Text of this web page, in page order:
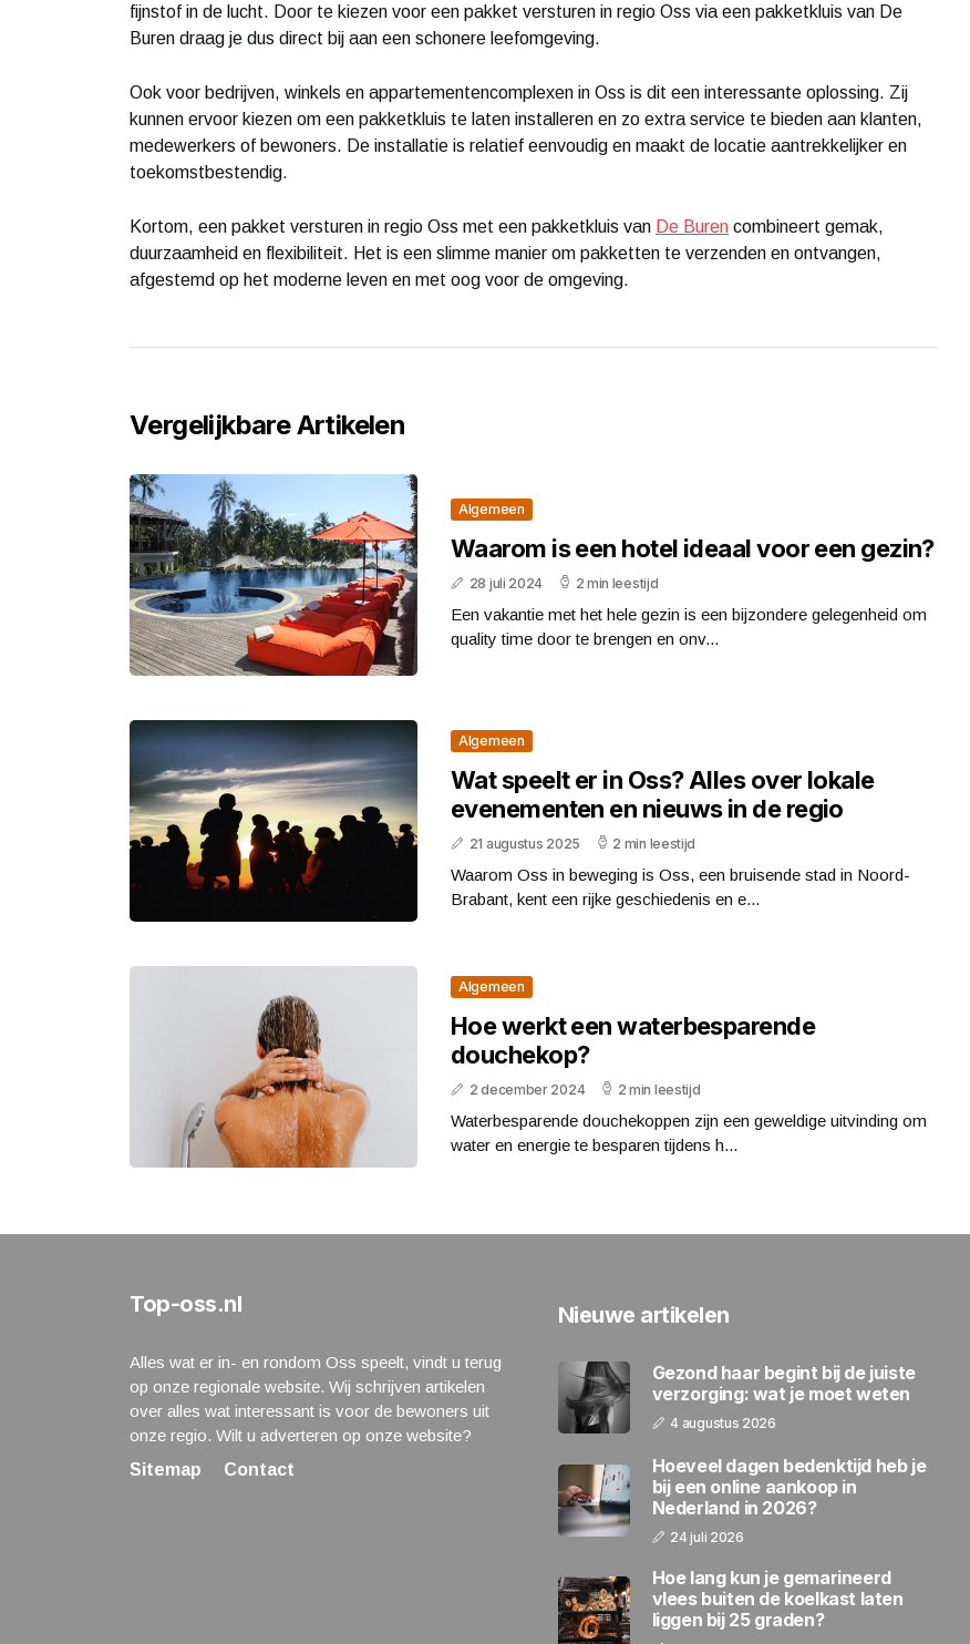
fijnstof in de lucht. Door te kiezen voor een pakket versturen in regio Oss via een pakketkluis van De
Buren draag je dus direct bij aan een schonere leefomgeving.
Ook voor bedrijven, winkels en appartementencomplexen in Oss is dit een interessante oplossing. Zij
kunnen ervoor kiezen om een pakketkluis te laten installeren en zo extra service te bieden aan klanten,
medewerkers of bewoners. De installatie is relatief eenvoudig en maakt de locatie aantrekkelijker en
toekomstbestendig.
Kortom, een pakket versturen in regio Oss met een pakketkluis van De Buren combineert gemak,
duurzaamheid en flexibiliteit. Het is een slimme manier om pakketten te verzenden en ontvangen,
afgestemd op het moderne leven en met oog voor de omgeving.
Vergelijkbare Artikelen
Algemeen
Waarom is een hotel ideaal voor een gezin?
28 juli 2024 2 min leestijd
Een vakantie met het hele gezin is een bijzondere gelegenheid om
quality time door te brengen en onv...
Algemeen
Wat speelt er in Oss? Alles over lokale
evenementen en nieuws in de regio
21 augustus 2025 2 min leestijd
Waarom Oss in beweging is Oss, een bruisende stad in Noord-
Brabant, kent een rijke geschiedenis en e...
Algemeen
Hoe werkt een waterbesparende
douchekop?
2 december 2024 2 min leestijd
Waterbesparende douchekoppen zijn een geweldige uitvinding om
water en energie te besparen tijdens h...
Top-oss.nl
Alles wat er in- en rondom Oss speelt, vindt u terug
op onze regionale website. Wij schrijven artikelen
over alles wat interessant is voor de bewoners uit
onze regio. Wilt u adverteren op onze website?
Sitemap
Contact
Nieuwe artikelen
Gezond haar begint bij de juiste
verzorging: wat je moet weten
4 augustus 2026
Hoeveel dagen bedenktijd heb je
bij een online aankoop in
Nederland in 2026?
24 juli 2026
Hoe lang kun je gemarineerd
vlees buiten de koelkast laten
liggen bij 25 graden?